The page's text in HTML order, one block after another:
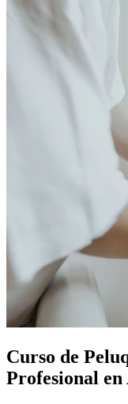
Curso de
Profesional en